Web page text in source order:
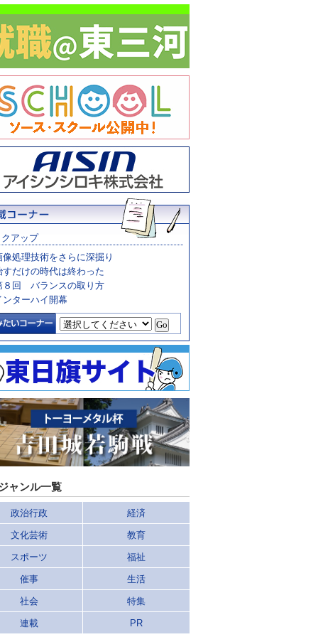
アップ
像処理技術をさらに深掘り
すだけの時代は終わった
８回 バランスの取り方
ンターハイ開幕
ャンル一覧
政治行政 経済
文化芸術 教育
スポーツ 福祉
催事 生活
社会 特集
連載 PR